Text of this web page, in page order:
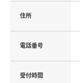
住所
電話番号
受付時間